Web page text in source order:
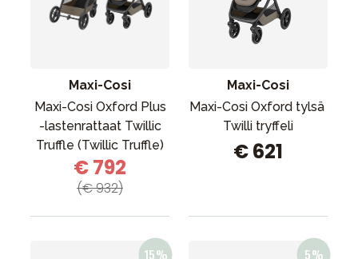
Maxi-Cosi
Maxi-Cosi Oxford Plus
-lastenrattaat Twillic
Truffle (Twillic Truffle)
€ 792
(€ 932)
Maxi-Cosi
Maxi-Cosi Oxford tylsä ​​
Twilli tryffeli
€ 621